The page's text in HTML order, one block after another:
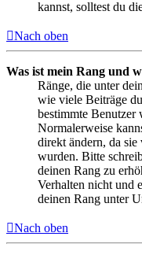
kannst, solltest du
Nach oben
Was ist mein Rang und
Ränge, die unter
wie viele Beiträge
bestimmte Benutzer
Normalerweise
direkt ändern, da
wurden. Bitte
deinen Rang zu
Verhalten nicht und
deinen Rang unter
Nach oben